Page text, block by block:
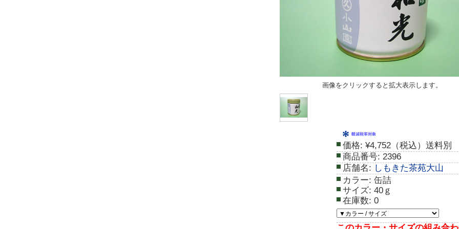
画像をクリックすると拡大表示します。
価格: ¥4,752（税込）送料別
商品番号: 2396
店舗名: しもきた茶苑大山
カラー: 缶詰
サイズ: 40ｇ
在庫数: 0